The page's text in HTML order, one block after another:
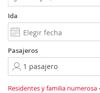
Ida
Pasajeros
Residentes y familia numerosa